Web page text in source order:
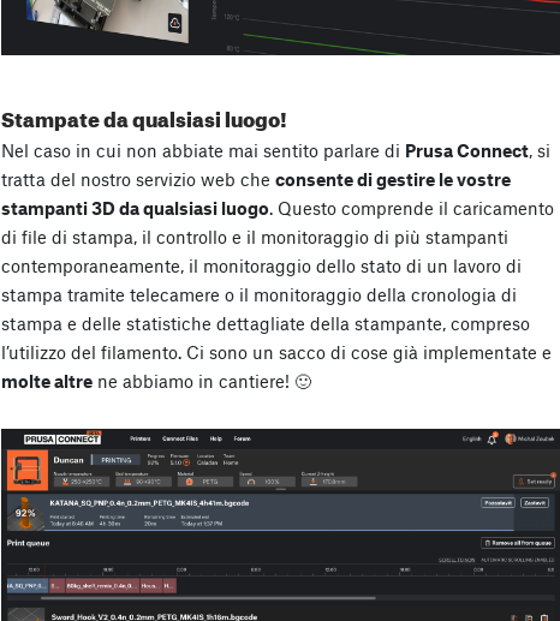
Stampate da qualsiasi luogo!
Nel caso in cui non abbiate mai sentito parlare di Prusa Connect, si
tratta del nostro servizio web che consente di gestire le vostre
stampanti 3D da qualsiasi luogo. Questo comprende il caricamento
di file di stampa, il controllo e il monitoraggio di più stampanti
contemporaneamente, il monitoraggio dello stato di un lavoro di
stampa tramite telecamere o il monitoraggio della cronologia di
stampa e delle statistiche dettagliate della stampante, compreso
l’utilizzo del filamento. Ci sono un sacco di cose già implementate e
molte altre ne abbiamo in cantiere! 🙂